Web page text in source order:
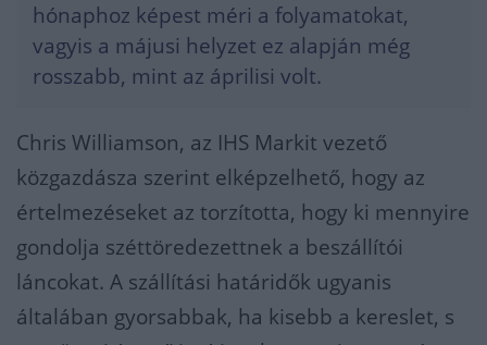
hónaphoz képest méri a folyamatokat,
vagyis a májusi helyzet ez alapján még
rosszabb, mint az áprilisi volt.
Chris Williamson, az IHS Markit vezető
közgazdásza szerint elképzelhető, hogy az
értelmezéseket az torzította, hogy ki mennyire
gondolja széttöredezettnek a beszállítói
láncokat. A szállítási határidők ugyanis
általában gyorsabbak, ha kisebb a kereslet, s